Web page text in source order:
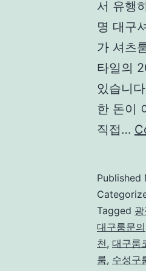
서 유행
명 대구
가 셔츠
타일의
있습니
한 돈이
직접…
Published
Tagged
대구룸문의
천, 대구룸
룸, 수성구